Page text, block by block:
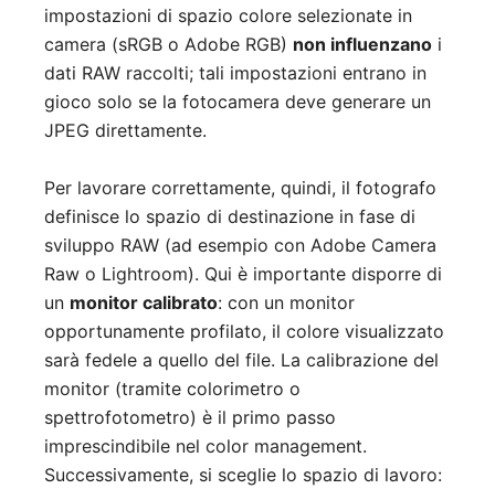
impostazioni di spazio colore selezionate in
camera (sRGB o Adobe RGB) non influenzano i
dati RAW raccolti; tali impostazioni entrano in
gioco solo se la fotocamera deve generare un
JPEG direttamente.
Per lavorare correttamente, quindi, il fotografo
definisce lo spazio di destinazione in fase di
sviluppo RAW (ad esempio con Adobe Camera
Raw o Lightroom). Qui è importante disporre di
un monitor calibrato: con un monitor
opportunamente profilato, il colore visualizzato
sarà fedele a quello del file. La calibrazione del
monitor (tramite colorimetro o
spettrofotometro) è il primo passo
imprescindibile nel color management.
Successivamente, si sceglie lo spazio di lavoro: